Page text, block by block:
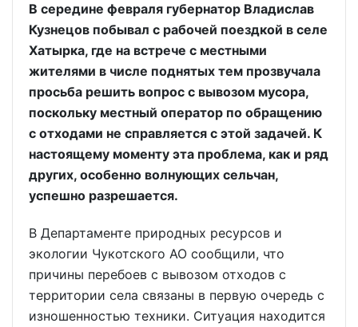
В середине февраля губернатор Владислав
Кузнецов побывал с рабочей поездкой в селе
Хатырка, где на встрече с местными
жителями в числе поднятых тем прозвучала
просьба решить вопрос с вывозом мусора,
поскольку местный оператор по обращению
с отходами не справляется с этой задачей. К
настоящему моменту эта проблема, как и ряд
других, особенно волнующих сельчан,
успешно разрешается.
В Департаменте природных ресурсов и
экологии Чукотского АО сообщили, что
причины перебоев с вывозом отходов с
территории села связаны в первую очередь с
изношенностью техники. Ситуация находится